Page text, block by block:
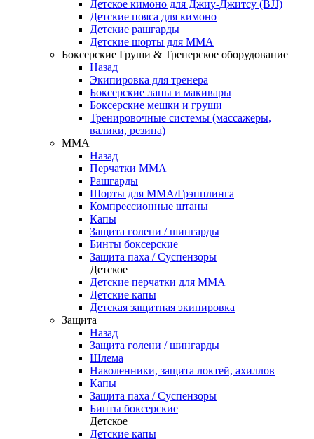
Детское кимоно для Джиу-Джитсу (BJJ)
Детские пояса для кимоно
Детские рашгарды
Детские шорты для ММА
Боксерские Груши & Тренерское оборудование
Назад
Экипировка для тренера
Боксерские лапы и макивары
Боксерские мешки и груши
Тренировочные системы (массажеры,
валики, резина)
ММА
Назад
Перчатки ММА
Рашгарды
Шорты для ММА/Грэпплинга
Компрессионные штаны
Капы
Защита голени / шингарды
Бинты боксерские
Защита паха / Суспензоры
Детское
Детские перчатки для ММА
Детские капы
Детская защитная экипировка
Защита
Назад
Защита голени / шингарды
Шлема
Наколенники, защита локтей, ахиллов
Капы
Защита паха / Суспензоры
Бинты боксерские
Детское
Детские капы